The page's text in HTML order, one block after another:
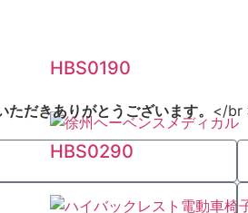
HBS0190
HBS0290
だきありがとうございます。 </br